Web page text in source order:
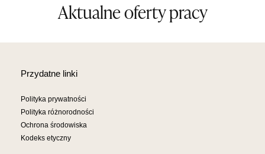
Aktualne oferty pracy
Przydatne linki
Polityka prywatności
Polityka różnorodności
Ochrona środowiska
Kodeks etyczny